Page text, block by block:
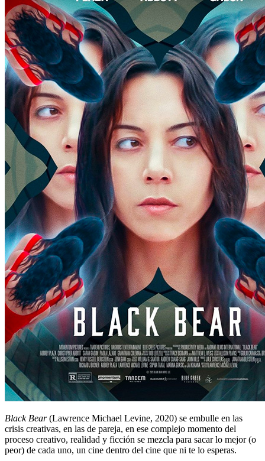
Black Bear(Lawrence Michael Levine, 2020) se embulle en las
crisis creativas, en las de pareja, en ese complejo momento del
proceso creativo, realidad y ficción se mezcla para sacar lo mejor (o
peor) de cada uno, un cine dentro del cine que ni te lo esperas.